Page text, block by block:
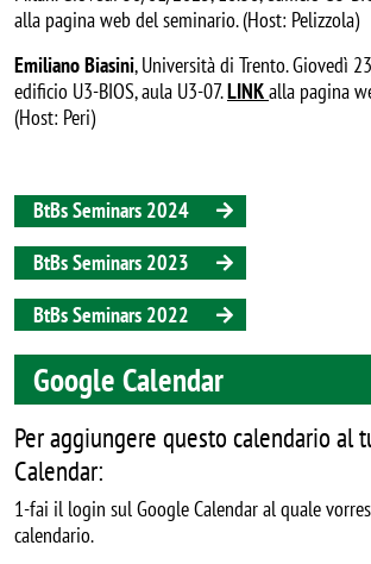
alla pagina web del seminario. (Host: Pelizzola)
Emiliano Biasini, Università di Trento. Giovedì
edificio U3-BIOS, aula U3-07.LINKalla pagina
(Host: Peri)
BtBs Seminars 2024
BtBs Seminars 2023
BtBs Seminars 2022
Google Calendar
Per aggiungere questo calendario al
Calendar:
1-fai il login sul Google Calendar al quale
calendario.